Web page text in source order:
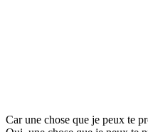
Car une chose que je peux te